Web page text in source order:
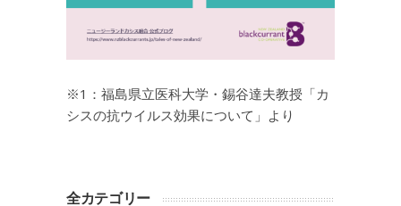
※1：福島県立医科大学・錫谷達夫教授「カ
シスの抗ウイルス効果について」より
全カテゴリー